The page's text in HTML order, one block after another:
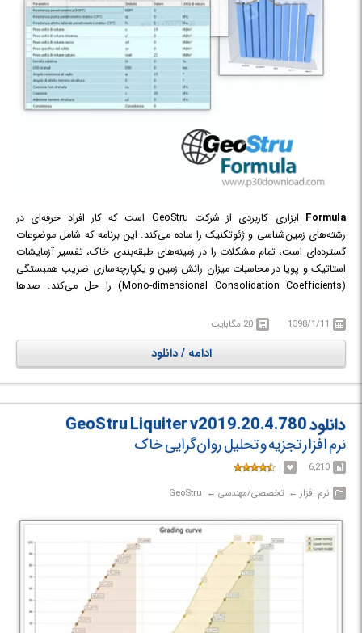
Formula
ابزاری کاربردی از شرکت GeoStru است که کار افراد حرفه‌ای در
رشته‌های زمین‌شناسی و ژئوتکنیک را ساده می‌کند. این برنامه که شامل موضوعات
گسترده‌ای است، تمام مشکلات را در زمینه‌های طبقه‌بندی خاک، تفسیر آزمایشات
استاتیک و پویا در محاسبات میزان رانش زمین و یکپارچه‌سازی ضریب همبستگی
(Mono-dimensional Consolidation Coefficients) را حل می‌کند. صد‌ها
شده است. همچنین پایگاه داده گرافیکی‌ای که می‌تواند بین کاربران اشتراک
گذاری شود نیز در دسترس است که شامل هزاران فرمول، ده‌ها خواص ژئوتکنیکی
1398/1/11 20 مگابایت
ادامه / دانلود
دانلود GeoStru Liquiter v2019.20.4.780
نرم افزار تجزیه و تحلیل روان‌گرایی خاک
6,210
نرم افزار‎ ← ‏ تخصصی/مهندسی‎ ← ‏ GeoStru